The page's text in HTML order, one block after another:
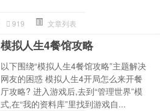
919 文章列表
模拟人生4餐馆攻略
以下围绕“模拟人生4餐馆攻略”主题解决
网友的困惑 模拟人生4开局怎么来开餐
厅攻略? 进入游戏后,去到“管理世界”模
式,在“我的资料库”里找到游戏自...